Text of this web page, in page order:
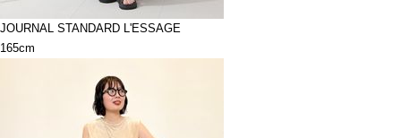
JOURNAL STANDARD L'ESSAGE
165cm